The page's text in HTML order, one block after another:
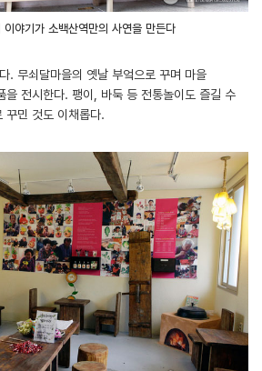
이야기가 소백산역만의 사연을 만든다
. 무쇠달마을의 옛날 부엌으로 꾸며 마을
을 전시한다. 팽이, 바둑 등 전통놀이도 즐길 수
꾸민 것도 이채롭다.